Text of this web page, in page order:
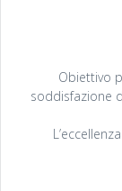
Obiettivo
soddisfazione